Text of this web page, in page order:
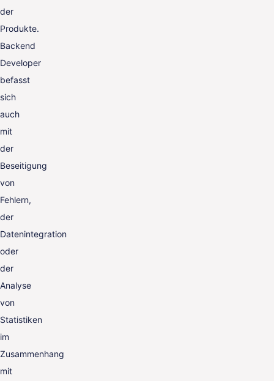
der
Produkte.
Backend
Developer
befasst
sich
auch
mit
der
Beseitigung
von
Fehlern,
der
Datenintegration
oder
der
Analyse
von
Statistiken
im
Zusammenhang
mit